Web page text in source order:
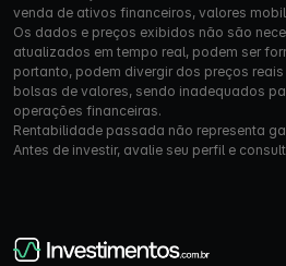
venda de ativos financeiros, valores
Os dados e preços exibidos não são
atualizados em tempo real, podem ser
portanto, podem divergir dos preços
bolsas de valores, sendo inadequados
operações financeiras.
Rentabilidade passada não representa
Antes de investir, avalie seu perfil e